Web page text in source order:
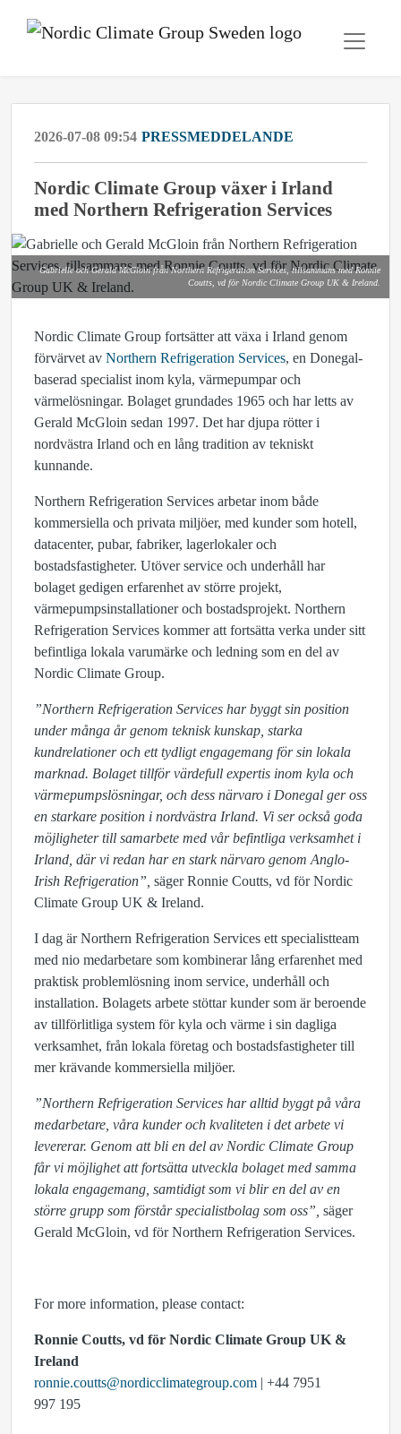
2026-07-08 09:54 PRESSMEDDELANDE
Nordic Climate Group växer i Irland
med Northern Refrigeration Services
Gabrielle och Gerald McGloin från Northern Refrigeration Services, tillsammans med Ronnie
Coutts, vd för Nordic Climate Group UK & Ireland.
Nordic Climate Group fortsätter att växa i Irland genom
förvärvet av Northern Refrigeration Services, en Donegal-
baserad specialist inom kyla, värmepumpar och
värmelösningar. Bolaget grundades 1965 och har letts av
Gerald McGloin sedan 1997. Det har djupa rötter i
nordvästra Irland och en lång tradition av tekniskt
kunnande.
Northern Refrigeration Services arbetar inom både
kommersiella och privata miljöer, med kunder som hotell,
datacenter, pubar, fabriker, lagerlokaler och
bostadsfastigheter. Utöver service och underhåll har
bolaget gedigen erfarenhet av större projekt,
värmepumpsinstallationer och bostadsprojekt. Northern
Refrigeration Services kommer att fortsätta verka under sitt
befintliga lokala varumärke och ledning som en del av
Nordic Climate Group.
”Northern Refrigeration Services har byggt sin position
under många år genom teknisk kunskap, starka
kundrelationer och ett tydligt engagemang för sin lokala
marknad. Bolaget tillför värdefull expertis inom kyla och
värmepumpslösningar, och dess närvaro i Donegal ger oss
en starkare position i nordvästra Irland. Vi ser också goda
möjligheter till samarbete med vår befintliga verksamhet i
Irland, där vi redan har en stark närvaro genom Anglo-
Irish Refrigeration”, säger Ronnie Coutts, vd för Nordic
Climate Group UK & Ireland.
I dag är Northern Refrigeration Services ett specialistteam
med nio medarbetare som kombinerar lång erfarenhet med
praktisk problemlösning inom service, underhåll och
installation. Bolagets arbete stöttar kunder som är beroende
av tillförlitliga system för kyla och värme i sin dagliga
verksamhet, från lokala företag och bostadsfastigheter till
mer krävande kommersiella miljöer.
”Northern Refrigeration Services har alltid byggt på våra
medarbetare, våra kunder och kvaliteten i det arbete vi
levererar. Genom att bli en del av Nordic Climate Group
får vi möjlighet att fortsätta utveckla bolaget med samma
lokala engagemang, samtidigt som vi blir en del av en
större grupp som förstår specialistbolag som oss”, säger
Gerald McGloin, vd för Northern Refrigeration Services.
For more information, please contact:
Ronnie Coutts, vd för Nordic Climate Group UK &
Ireland
ronnie.coutts@nordicclimategroup.com | +44 7951
997 195